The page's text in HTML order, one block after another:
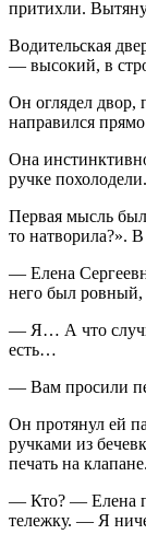
притихли.
Водительская
— высокий, в
Он оглядел двор,
направился
Она
ручке похолодели.
Первая мысль
то натворила?». В
— Елена
него был ровный,
— Я… А что
есть…
— Вам просили
Он протянул ей
ручками из
печать на клапане.
— Кто? — Елена
тележку. — Я